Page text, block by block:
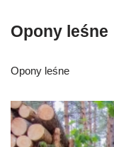
Opony leśne
Opony leśne